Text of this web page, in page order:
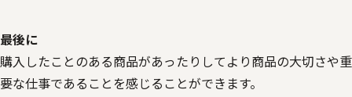
最後に
購入したことのある商品があったりしてより商品の大切さや重
要な仕事であることを感じることができます。